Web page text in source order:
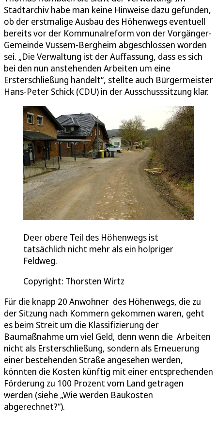
Stadtarchiv habe man keine Hinweise dazu gefunden,
ob der erstmalige Ausbau des Höhenwegs eventuell
bereits vor der Kommunalreform von der Vorgänger-
Gemeinde Vussem-Bergheim abgeschlossen worden
sei. „Die Verwaltung ist der Auffassung, dass es sich
bei den nun anstehenden Arbeiten um eine
Ersterschließung handelt“, stellte auch Bürgermeister
Hans-Peter Schick (CDU) in der Ausschusssitzung klar.
Deer obere Teil des Höhenwegs ist
tatsächlich nicht mehr als ein holpriger
Feldweg.
Copyright: Thorsten Wirtz
Für die knapp 20 Anwohner des Höhenwegs, die zu
der Sitzung nach Kommern gekommen waren, geht
es beim Streit um die Klassifizierung der
Baumaßnahme um viel Geld, denn wenn die Arbeiten
nicht als Ersterschließung, sondern als Erneuerung
einer bestehenden Straße angesehen werden,
könnten die Kosten künftig mit einer entsprechenden
Förderung zu 100 Prozent vom Land getragen
werden (siehe „Wie werden Baukosten
abgerechnet?“).